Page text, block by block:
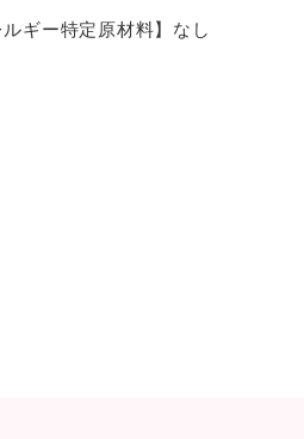
ルギー特定原材料】なし